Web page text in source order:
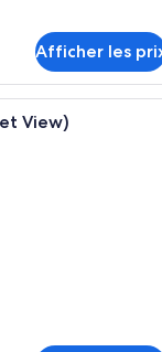
Afficher les
d’hôtel avec
View)